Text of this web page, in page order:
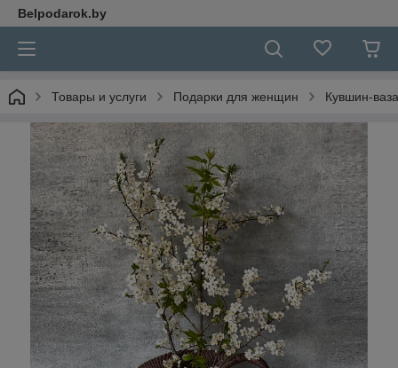
Belpodarok.by
Товары и услуги Подарки для женщин Кувшин-